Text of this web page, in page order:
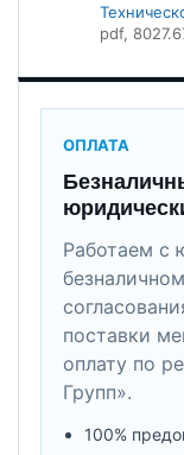
pdf,
ОПЛАТА
Работаем с
поставки
оплату по
Групп».
100%